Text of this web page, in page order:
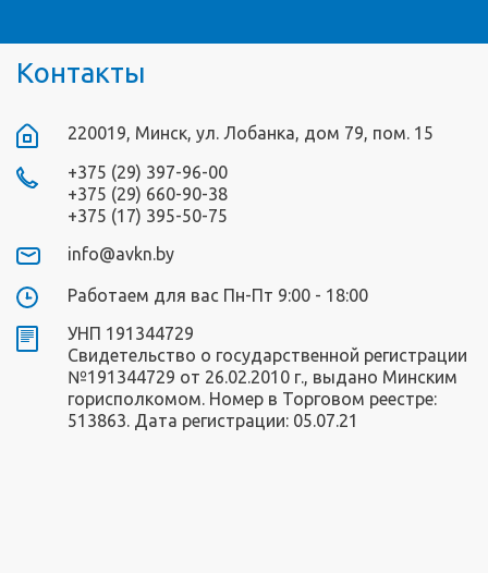
Контакты
220019, Минск, ул. Лобанка, дом 79, пом. 15
+375 (29) 397-96-00
+375 (29) 660-90-38
+375 (17) 395-50-75
info@avkn.by
Работаем для вас Пн-Пт 9:00 - 18:00
УНП 191344729
Свидетельство о государственной регистрации
№191344729 от 26.02.2010 г., выдано Минским
горисполкомом. Номер в Торговом реестре:
513863. Дата регистрации: 05.07.21